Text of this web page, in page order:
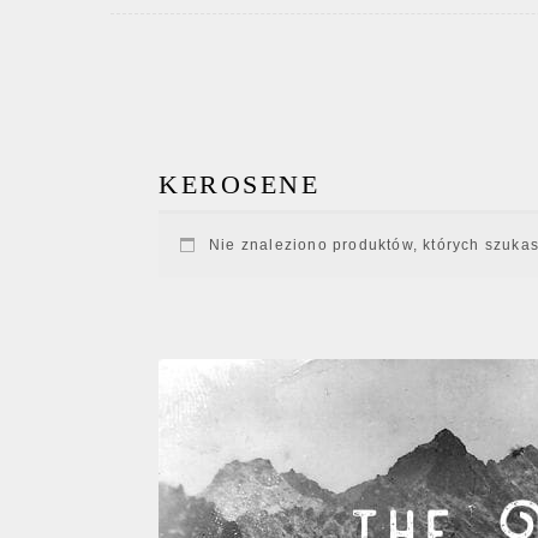
KEROSENE
Nie znaleziono produktów, których